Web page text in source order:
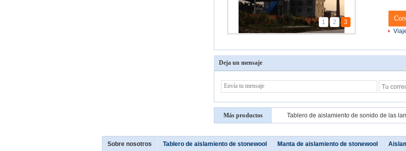
1 2 3
Deja un mensaje
Más productos
Sobre nosotros Tablero de aislamiento de stonewool Manta de aislamiento de stonewool